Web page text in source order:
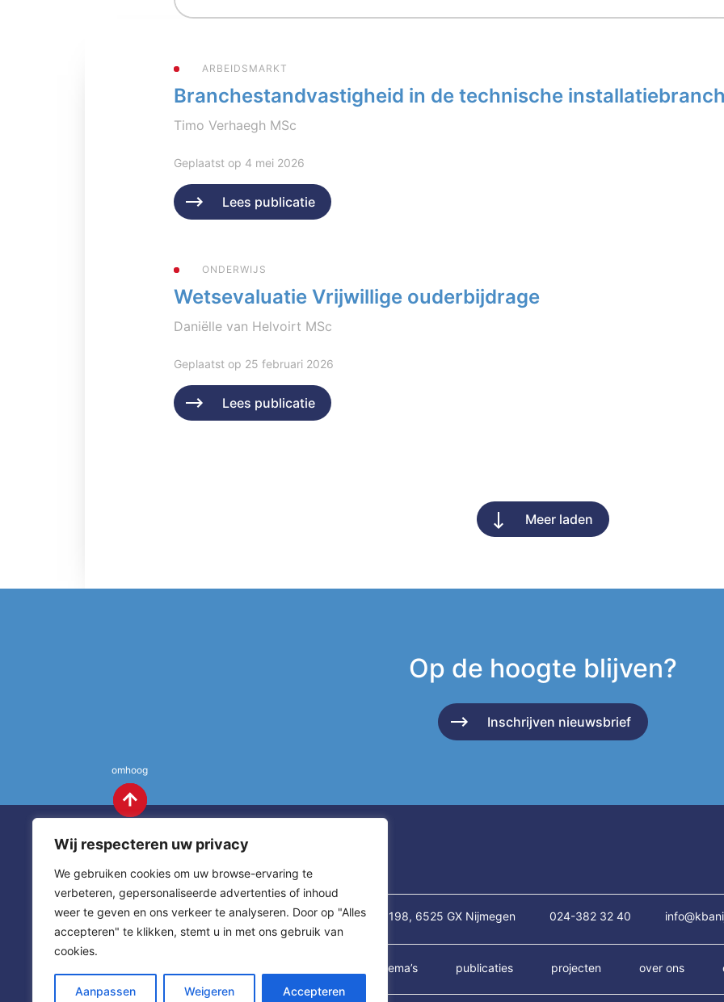
Wij respecteren uw privacy
We gebruiken cookies om uw browse-ervaring te
verbeteren, gepersonaliseerde advertenties of inhoud
weer te geven en ons verkeer te analyseren. Door op "Alles
accepteren" te klikken, stemt u in met ons gebruik van
cookies.
Aanpassen Weigeren Accepteren
ARBEIDSMARKT
Branchestandvastigheid in de technische
Timo Verhaegh MSc
Geplaatst op 4 mei 2026
Lees publicatie
ONDERWIJS
Wetsevaluatie Vrijwillige ouderbijdrage
Daniëlle van Helvoirt MSc
Geplaatst op 25 februari 2026
Lees publicatie
Meer laden
Op de hoogte blijven?
Inschrijven nieuwsbrief
omhoog
Contact St. Annastraat 198, 6525 GX Nijmegen 024-382 32 40
thema’s publicaties projecten over ons